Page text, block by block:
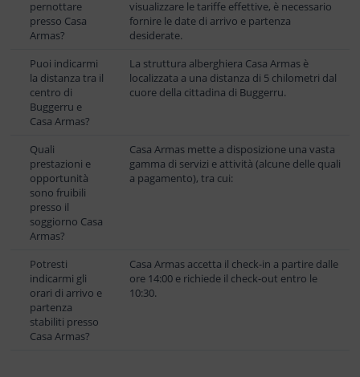
pernottare
presso Casa
Armas?
visualizzare le tariffe effettive, è necessario
fornire le date di arrivo e partenza
desiderate.
Puoi indicarmi
la distanza tra il
centro di
Buggerru e
Casa Armas?
La struttura alberghiera Casa Armas è
localizzata a una distanza di 5 chilometri dal
cuore della cittadina di Buggerru.
Quali
prestazioni e
opportunità
sono fruibili
presso il
soggiorno Casa
Armas?
Casa Armas mette a disposizione una vasta
gamma di servizi e attività (alcune delle quali
a pagamento), tra cui:
Potresti
indicarmi gli
orari di arrivo e
partenza
stabiliti presso
Casa Armas?
Casa Armas accetta il check-in a partire dalle
ore 14:00 e richiede il check-out entro le
10:30.